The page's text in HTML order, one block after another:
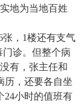
地为当地百姓
，1楼还有支气
诊。但整个病
有，张主任和
历，还要各自坐
24小时的值班有